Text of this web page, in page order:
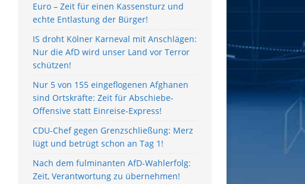
Euro – Zeit für einen Kassensturz und
echte Entlastung der Bürger!
IS droht Kölner Karneval mit Anschlägen:
Nur die AfD wird unser Land vor Terror
schützen!
Nur 5 von 155 eingeflogenen Afghanen
sind Ortskräfte: Zeit für Abschiebe-
Offensive statt Einreise-Express!
CDU-Chef gegen Grenzschließung: Merz
lügt und betrügt schon an Tag 1!
Nach dem fulminanten AfD-Wahlerfolg:
Zeit, Verantwortung zu übernehmen!